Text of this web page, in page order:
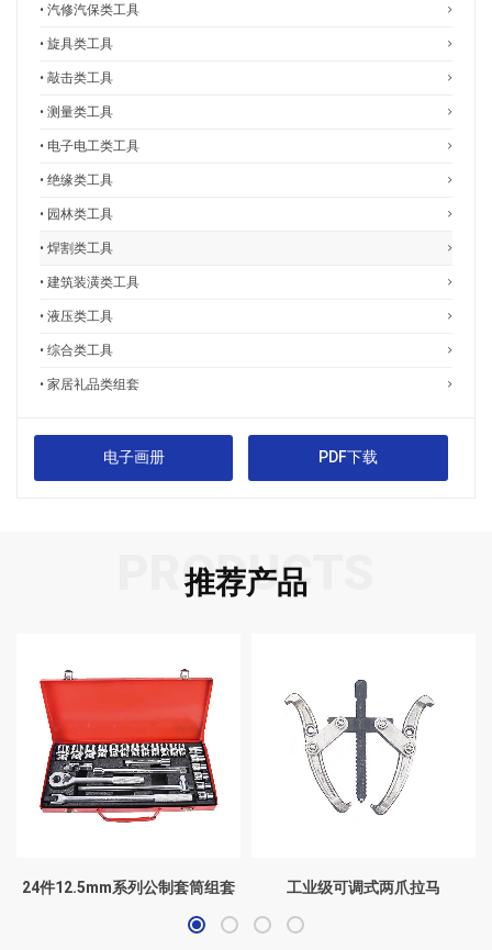
• 汽修汽保类工具
• 旋具类工具
• 敲击类工具
• 测量类工具
• 电子电工类工具
• 绝缘类工具
• 园林类工具
• 焊割类工具
• 建筑装潢类工具
• 液压类工具
• 综合类工具
• 家居礼品类组套
电子画册 PDF下载
推荐产品
PRODUCTS
24件12.5mm系列公制套筒组套 工业级可调式两爪拉马